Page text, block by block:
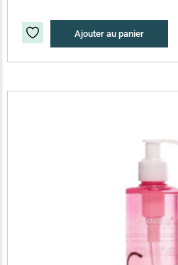
Ajouter au panier